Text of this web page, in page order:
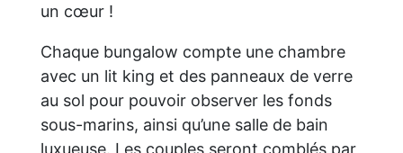
un cœur !
Chaque bungalow compte une chambre
avec un lit king et des panneaux de verre
au sol pour pouvoir observer les fonds
sous-marins, ainsi qu’une salle de bain
luxueuse. Les couples seront comblés par